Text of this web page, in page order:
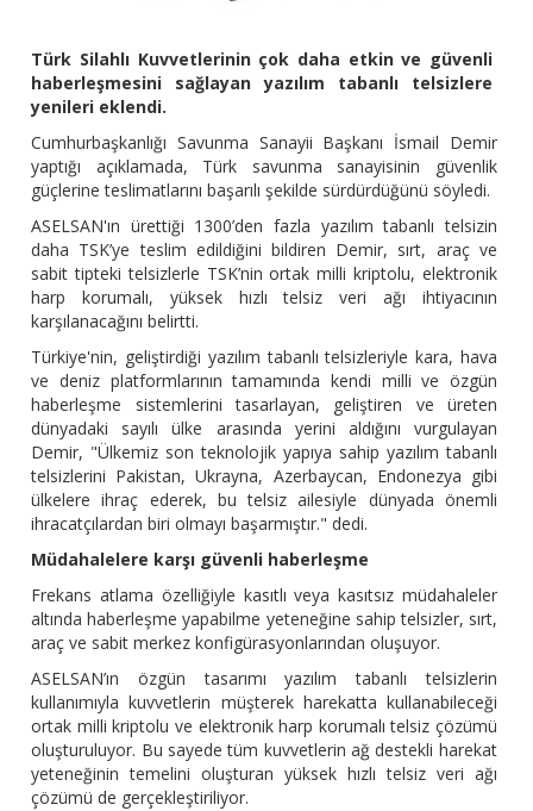
Türk Silahlı Kuvvetlerinin çok daha etkin ve güvenli
haberleşmesini sağlayan yazılım tabanlı telsizlere
yenileri eklendi.
Cumhurbaşkanlığı Savunma Sanayii Başkanı İsmail Demir
yaptığı açıklamada, Türk savunma sanayisinin güvenlik
güçlerine teslimatlarını başarılı şekilde sürdürdüğünü söyledi.
ASELSAN'ın ürettiği 1300’den fazla yazılım tabanlı telsizin
daha TSK’ye teslim edildiğini bildiren Demir, sırt, araç ve
sabit tipteki telsizlerle TSK’nin ortak milli kriptolu, elektronik
harp korumalı, yüksek hızlı telsiz veri ağı ihtiyacının
karşılanacağını belirtti.
Türkiye'nin, geliştirdiği yazılım tabanlı telsizleriyle kara, hava
ve deniz platformlarının tamamında kendi milli ve özgün
haberleşme sistemlerini tasarlayan, geliştiren ve üreten
dünyadaki sayılı ülke arasında yerini aldığını vurgulayan
Demir, "Ülkemiz son teknolojik yapıya sahip yazılım tabanlı
telsizlerini Pakistan, Ukrayna, Azerbaycan, Endonezya gibi
ülkelere ihraç ederek, bu telsiz ailesiyle dünyada önemli
ihracatçılardan biri olmayı başarmıştır." dedi.
Müdahalelere karşı güvenli haberleşme
Frekans atlama özelliğiyle kasıtlı veya kasıtsız müdahaleler
altında haberleşme yapabilme yeteneğine sahip telsizler, sırt,
araç ve sabit merkez konfigürasyonlarından oluşuyor.
ASELSAN’ın özgün tasarımı yazılım tabanlı telsizlerin
kullanımıyla kuvvetlerin müşterek harekatta kullanabileceği
ortak milli kriptolu ve elektronik harp korumalı telsiz çözümü
oluşturuluyor. Bu sayede tüm kuvvetlerin ağ destekli harekat
yeteneğinin temelini oluşturan yüksek hızlı telsiz veri ağı
çözümü de gerçekleştiriliyor.